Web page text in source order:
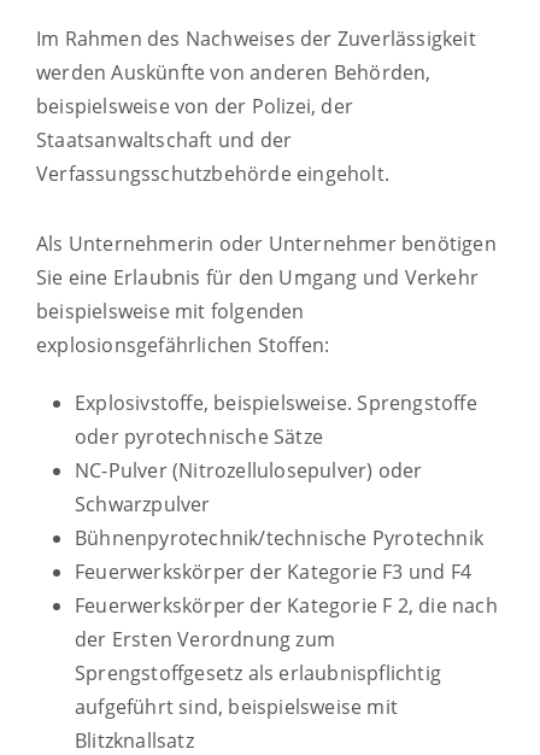
Im Rahmen des Nachweises der Zuverlässigkeit
werden Auskünfte von anderen Behörden,
beispielsweise von der Polizei, der
Staatsanwaltschaft und der
Verfassungsschutzbehörde eingeholt.
Als Unternehmerin oder Unternehmer benötigen
Sie eine Erlaubnis für den Umgang und Verkehr
beispielsweise mit folgenden
explosionsgefährlichen Stoffen:
Explosivstoffe, beispielsweise. Sprengstoffe
oder pyrotechnische Sätze
NC-Pulver (Nitrozellulosepulver) oder
Schwarzpulver
Bühnenpyrotechnik/technische Pyrotechnik
Feuerwerkskörper der Kategorie F3 und F4
Feuerwerkskörper der Kategorie F 2, die nach
der Ersten Verordnung zum
Sprengstoffgesetz als erlaubnispflichtig
aufgeführt sind, beispielsweise mit
Blitzknallsatz